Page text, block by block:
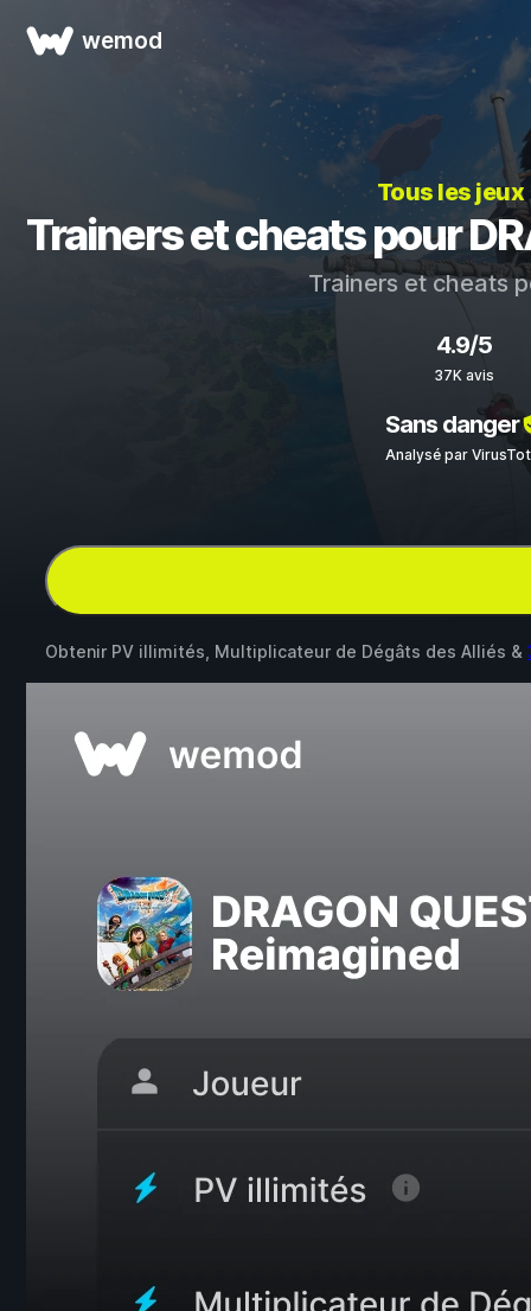
wemod
Tous les
Trainers et cheats pour
Trainers et cheats
4.9/5
37K avis
Sans danger
Analysé par
Obtenir PV illimités, Multiplicateur de Dégâts des Alliés &